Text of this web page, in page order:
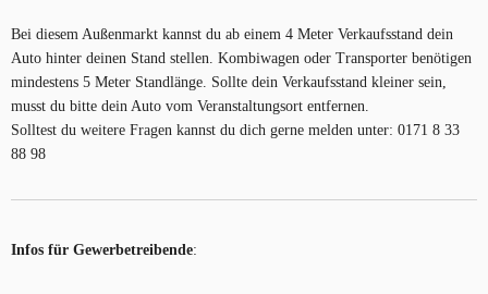
Bei diesem Außenmarkt kannst du ab einem 4 Meter Verkaufsstand dein
Auto hinter deinen Stand stellen. Kombiwagen oder Transporter benötigen
mindestens 5 Meter Standlänge. Sollte dein Verkaufsstand kleiner sein,
musst du bitte dein Auto vom Veranstaltungsort entfernen.
Solltest du weitere Fragen kannst du dich gerne melden unter: 0171 8 33
88 98
Infos für Gewerbetreibende: